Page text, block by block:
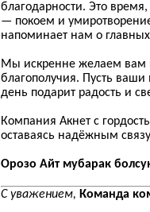
благодарности. Это
— покоем и
напоминает нам о
Мы искренне желаем вам
благополучия. Пусть
день подарит радость и
Компания Акнет с
оставаясь надёжным
Орозо Айт мубарак
С уважением, Команда